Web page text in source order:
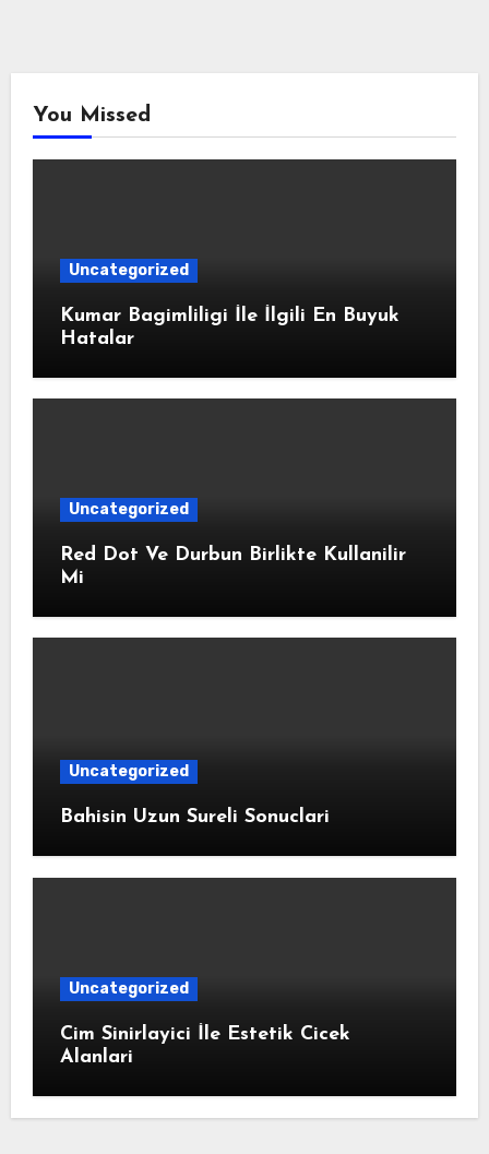
You Missed
Uncategorized
Kumar Bagimliligi İle İlgili En Buyuk
Hatalar
Uncategorized
Red Dot Ve Durbun Birlikte Kullanilir
Mi
Uncategorized
Bahisin Uzun Sureli Sonuclari
Uncategorized
Cim Sinirlayici İle Estetik Cicek
Alanlari